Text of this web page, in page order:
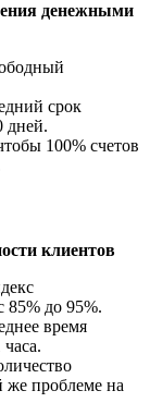
денежными
срок
дней.
100% счетов
клиентов
85% до 95%.
время
проблеме на